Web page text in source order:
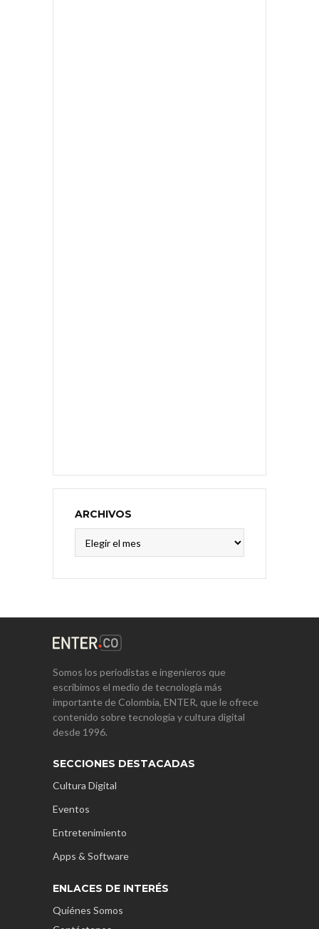
ARCHIVOS
Somos los periodistas e ingenieros que
escribimos el medio de tecnología más
importante de Colombia, ENTER, que le ofrece
contenido sobre tecnología y cultura digital
desde 1996.
SECCIONES DESTACADAS
Cultura Digital
Eventos
Entretenimiento
Apps & Software
ENLACES DE INTERÉS
Quiénes Somos